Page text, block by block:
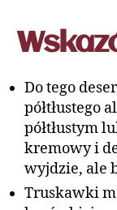
Do tego
półtłustego
półtłustym
kremowy i
wyjdzie, ale
Truskawki